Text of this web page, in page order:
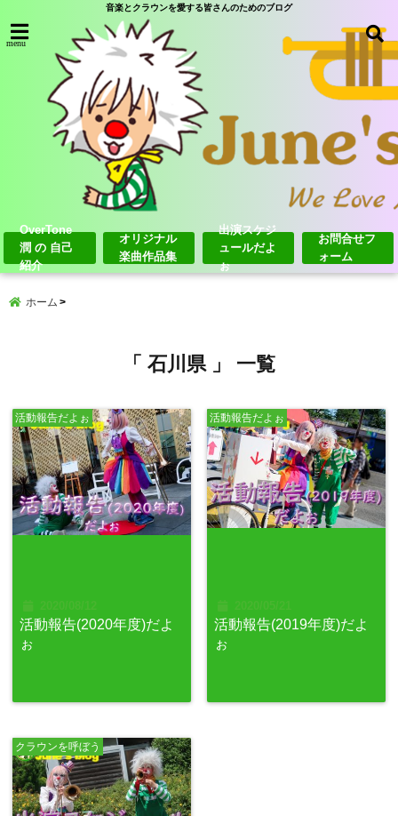
音楽とクラウンを愛する皆さんのためのブログ
menu
OverTone
潤 の 自己
紹介
オリジナル
楽曲作品集
出演スケジ
ュールだよ
ぉ
お問合せフ
ォーム
ホーム
「 石川県 」 一覧
活動報告だよぉ
活動報告(2020年度)だよ
ぉ
活動報告だよぉ
活動報告(2019年度)だよ
ぉ
クラウンを呼ぼう